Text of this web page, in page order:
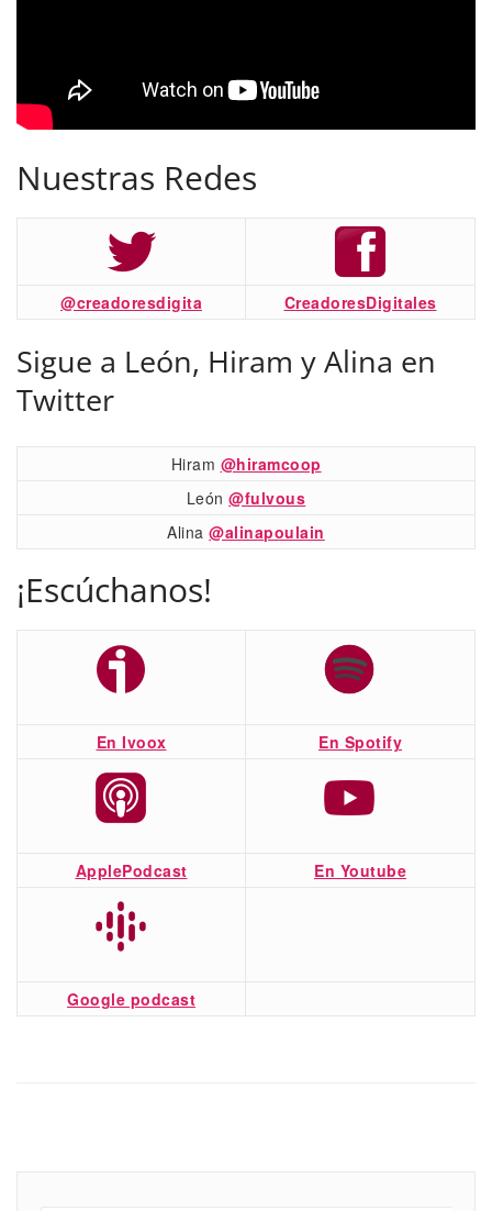
Nuestras Redes
@creadoresdigita CreadoresDigitales
Sigue a León, Hiram y Alina en
Twitter
Hiram @hiramcoop
León@fulvous
Alina@alinapoulain
¡Escúchanos!
En Ivoox En Spotify
ApplePodcast En Youtube
Google podcast